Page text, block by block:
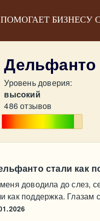
ПОМОГАЕТ БИЗНЕСУ
Уровень доверия:
высокий
486 отзывов
стали как
доводила до слез,
как поддержка. Глазам